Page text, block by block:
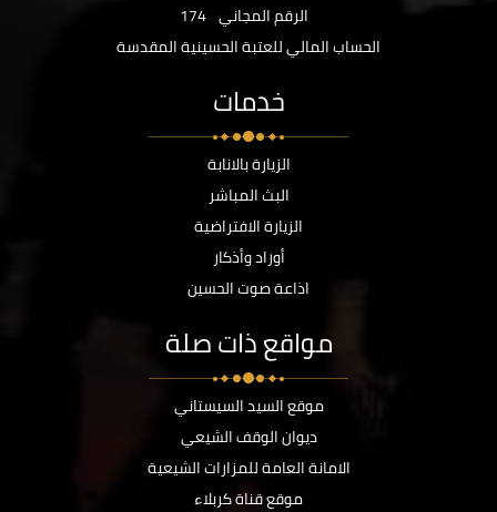
الرقم المجاني 174
الحساب المالي للعتبة الحسينية المقدسة
خدمات
الزيارة بالانابة
البث المباشر
الزيارة الافتراضية
أوراد وأذكار
اذاعة صوت الحسين
مواقع ذات صلة
موقع السيد السيستاني
ديوان الوقف الشيعي
الامانة العامة للمزارات الشيعية
موقع قناة كربلاء